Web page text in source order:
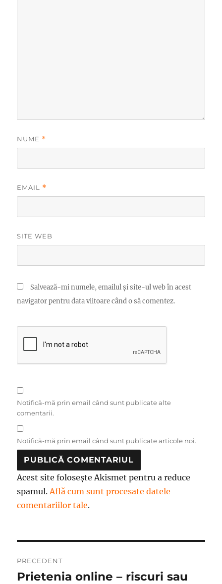
NUME *
EMAIL *
SITE WEB
Salvează-mi numele, emailul și site-ul web în acest
navigator pentru data viitoare când o să comentez.
Notifică-mă prin email când sunt publicate alte
comentarii.
Notifică-mă prin email când sunt publicate articole noi.
Acest site folosește Akismet pentru a reduce
spamul. Află cum sunt procesate datele
comentariilor tale.
în
PRECEDENT
Articolul
Prietenia online – riscuri sau